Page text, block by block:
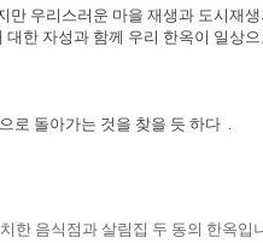
만 우리스러운 마을 재생과 도시재
한 자성과 함께 우리 한옥이 일상
로 돌아가는 것을 찾을 듯 하다 .
한 음식점과 살림집 두 동의 한옥입